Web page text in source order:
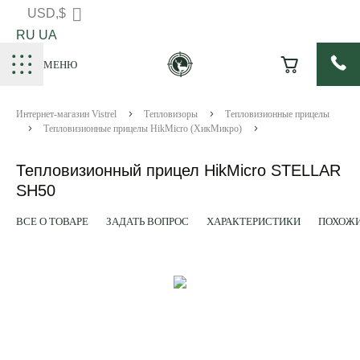
USD,$
RU UA
МЕНЮ
Интернет-магазин Vistrel Тепловизоры
Тепловизионные прицелы
Тепловизионные прицелы HikMicro (ХикМикро)
Тепловизионный прицел HikMicro STELLAR
SH50
ВСЕ О ТОВАРЕ ЗАДАТЬ ВОПРОС ХАРАКТЕРИСТИКИ